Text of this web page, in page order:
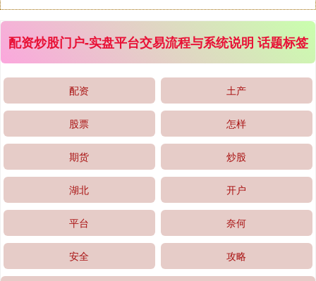
深证成指 -0.92%
沪深300 -0.32%
配资炒股门户-实盘平台交易流程与系统说明 话题标签
配资 土产
股票 怎样
期货 炒股
湖北 开户
平台 奈何
安全 攻略